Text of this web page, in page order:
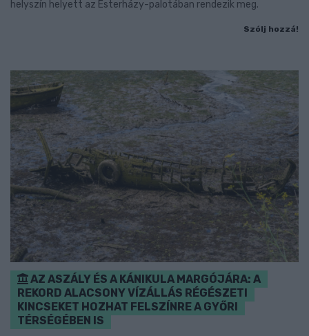
helyszín helyett az Esterházy-palotában rendezik meg.
Szólj hozzá!
AZ ASZÁLY ÉS A KÁNIKULA MARGÓJÁRA: A
REKORD ALACSONY VÍZÁLLÁS RÉGÉSZETI
KINCSEKET HOZHAT FELSZÍNRE A GYŐRI
TÉRSÉGÉBEN IS